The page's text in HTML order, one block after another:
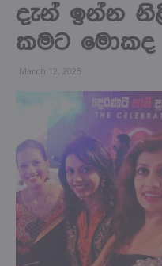
දැන් ඉන්න
කමට මොකද
March 12, 2025